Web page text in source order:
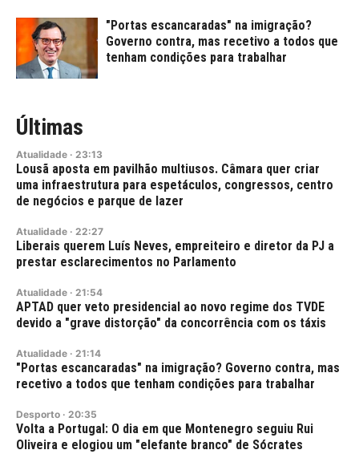
"Portas escancaradas" na imigração?
Governo contra, mas recetivo a todos que
tenham condições para trabalhar
Últimas
Atualidade · 23:13
Lousã aposta em pavilhão multiusos. Câmara quer criar
uma infraestrutura para espetáculos, congressos, centro
de negócios e parque de lazer
Atualidade · 22:27
Liberais querem Luís Neves, empreiteiro e diretor da PJ a
prestar esclarecimentos no Parlamento
Atualidade · 21:54
APTAD quer veto presidencial ao novo regime dos TVDE
devido a "grave distorção" da concorrência com os táxis
Atualidade · 21:14
"Portas escancaradas" na imigração? Governo contra, mas
recetivo a todos que tenham condições para trabalhar
Desporto · 20:35
Volta a Portugal: O dia em que Montenegro seguiu Rui
Oliveira e elogiou um "elefante branco" de Sócrates